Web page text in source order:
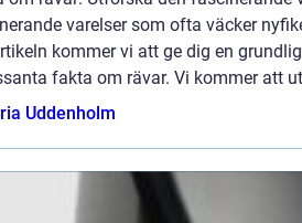
varelser som ofta väcker
kommer vi att ge dig en
fakta om rävar. Vi kommer att
Uddenholm